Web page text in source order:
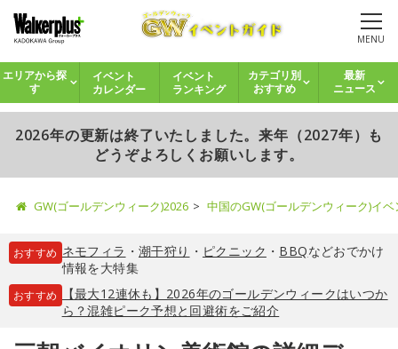
MENU
エリアから探
す
イベント
カレンダー
イベント
ランキング
カテゴリ別
おすすめ
最新
ニュース
2026年の更新は終了いたしました。来年（2027年）も
どうぞよろしくお願いします。
GW(ゴールデンウィーク)2026 中国のGW(ゴールデンウィーク)イ
おすすめ ネモフィラ ・ 潮干狩り ・ ピクニック ・ BBQなどおでかけ
情報を大特集
おすすめ
【最大12連休も】2026年のゴールデンウィークはいつか
ら？混雑ピーク予想と回避術をご紹介